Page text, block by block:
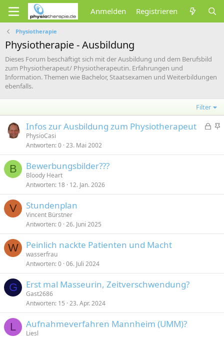
Anmelden Registrieren
Physiotherapie
Physiotherapie - Ausbildung
Dieses Forum beschäftigt sich mit der Ausbildung und dem Berufsbild
zum Physiotherapeut/ Physiotherapeutin. Erfahrungen und
Information. Themen wie Bachelor, Staatsexamen und Weiterbildungen
ebenfalls.
Filter
G
p
A
e
Infos zur Ausbildung zum Physiotherapeut
PhysioCasi
Antworten 0 23. Mai 2002
B Bewerbungsbilder???
Bloody Heart
Antworten 18 12. Jan. 2026
V Stundenplan
Vincent Bürstner
Antworten 0 26. Juni 2025
W Peinlich nackte Patienten und Macht
wasserfrau
Antworten 0 06. Juli 2024
G Erst mal Masseurin, Zeitverschwendung?
Gast2686
Antworten 15 23. Apr. 2024
L Aufnahmeverfahren Mannheim (UMM)?
Liesl